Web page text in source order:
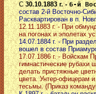
С30.10.1883 г. -6-й
состав 2-й Восточно-
Расквартирован в п.
12.11.1883 г. - При
на погонах и эполетах
14.07.1884 г. - При
вошел в состав
17.07.1886 г. - Войскам
гимнастические рубахи
делать пристяжные
цвета. Унтер-офицерам
тесьмы. (Приказ